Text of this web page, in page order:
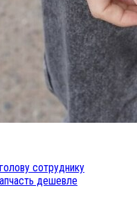
сотруднику
дешевле